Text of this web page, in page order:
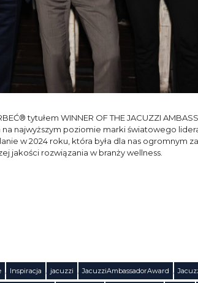
tytułem WINNER OF THE JACUZZI
najwyższym poziomie marki światowego
w 2024 roku, która była dla nas ogromnym
jakości rozwiązania w branży wellness.
, Inspiracja , jacuzzi , JacuzziAmbassadorAward ,